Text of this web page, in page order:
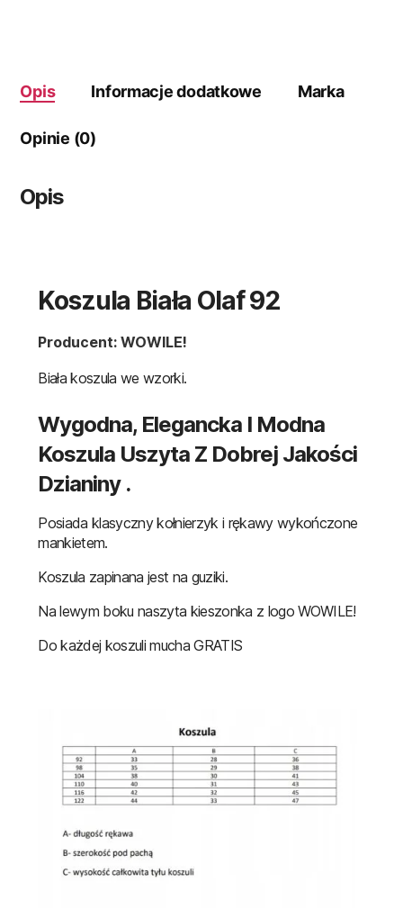
Opis Informacje dodatkowe Marka
Opinie (0)
Opis
Koszula Biała Olaf 92
Producent: WOWILE!
Biała koszula we wzorki.
Wygodna, Elegancka I Modna
Koszula Uszyta Z Dobrej Jakości
Dzianiny .
Posiada klasyczny kołnierzyk i rękawy wykończone
mankietem.
Koszula zapinana jest na guziki.
Na lewym boku naszyta kieszonka z logo WOWILE!
Do każdej koszuli mucha GRATIS